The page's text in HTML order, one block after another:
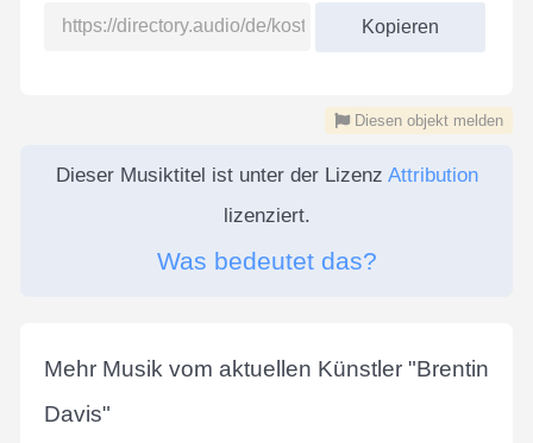
Kopieren
Diesen objekt melden
Dieser Musiktitel ist unter der Lizenz Attribution
lizenziert.
Was bedeutet das?
Mehr Musik vom aktuellen Künstler "Brentin
Davis"